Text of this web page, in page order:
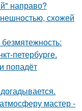
направо?
схожей
петербурге.
попадёт
мастер -